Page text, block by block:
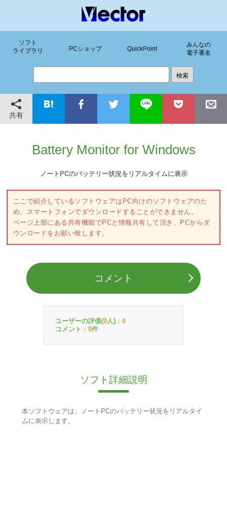
ソフト
ライブラリ
PCショップ QuickPoint
みんなの
電子署名
共有
Battery Monitor for Windows
ノートPCのバッテリー状況をリアルタイムに表示
ここで紹介しているソフトウェアはPC向けのソフトウェアのた
め、スマートフォンでダウンロードすることができません。
ページ上部にある共有機能でPCと情報共有して頂き、PCからダ
ウンロードをお願い致します。
コメント
ユーザーの評価(0 人)： 0
コメント： 0件
ソフト詳細説明
本ソフトウェアは、ノートPCのバッテリー状況をリアルタイ
ムに表示します。